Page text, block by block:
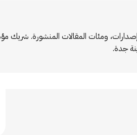
ومئات المقالات المنشورة.
جدة.